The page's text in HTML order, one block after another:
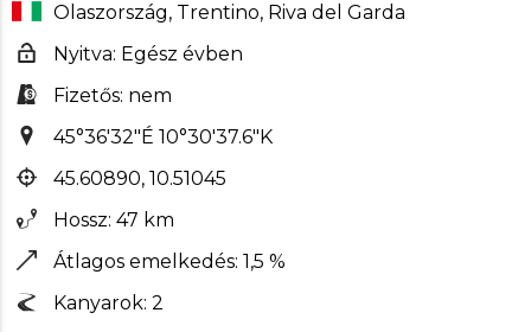
Olaszország, Trentino, Riva del Garda
Nyitva: Egész évben
Fizetős: nem
45°36'32"É 10°30'37.6"K
45.60890, 10.51045
Hossz: 47 km
Átlagos emelkedés: 1,5 %
Kanyarok: 2